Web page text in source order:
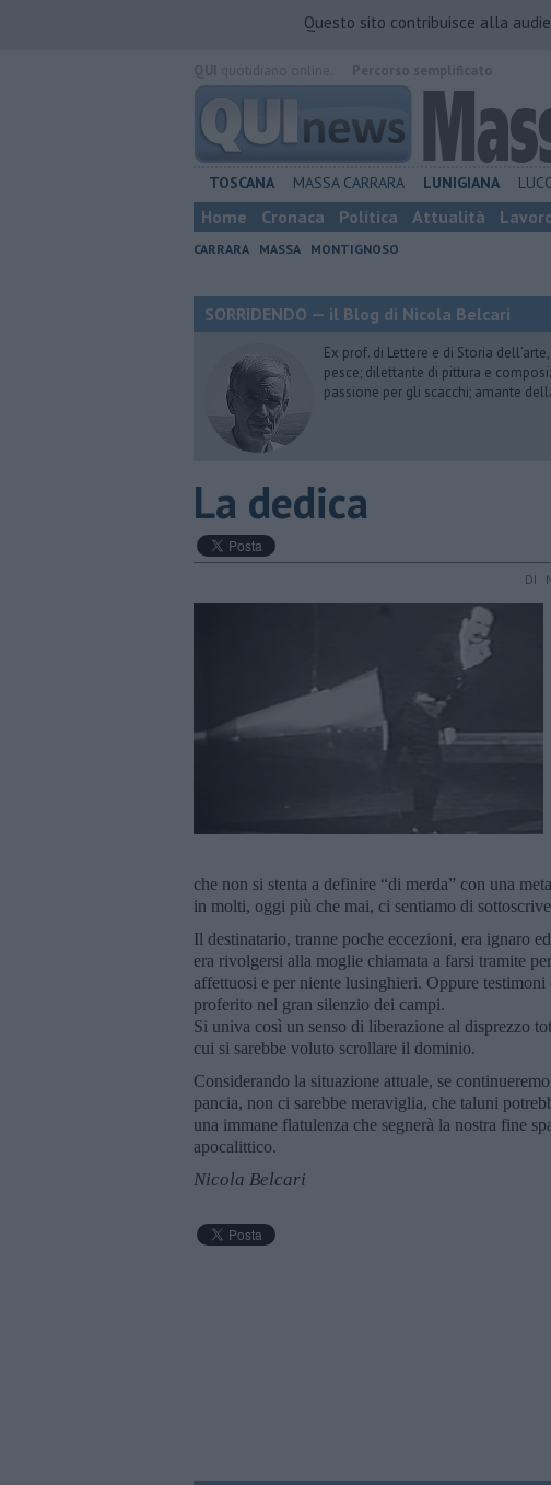
Questo sito contribuisce alla
TOSCANA MASSA CARRARA LUNIGIANA
Home Cronaca Politica Attualità
CARRARA MASSA MONTIGNOSO
SORRIDENDO — il Blog di Nicola Belcari
Ex prof. di Lettere e di Storia
pesce; dilettante di pittura e
passione per gli scacchi; amante
La dedica
DI
che non si stenta a definire “di merda” con una
in molti, oggi più che mai, ci sentiamo di
Il destinatario, tranne poche eccezioni, era ignaro
era rivolgersi alla moglie chiamata a farsi tramite
affettuosi e per niente lusinghieri. Oppure
proferito nel gran silenzio dei campi.
Si univa così un senso di liberazione al disprezzo
cui si sarebbe voluto scrollare il dominio.
Considerando la situazione attuale, se
pancia, non ci sarebbe meraviglia, che taluni
una immane flatulenza che segnerà la nostra fine
apocalittico.
Nicola Belcari